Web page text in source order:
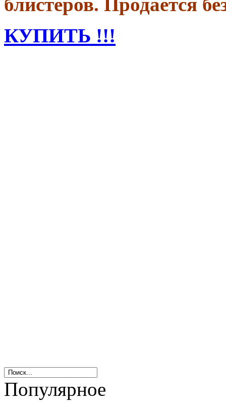
КУПИТЬ !!!
Популярное